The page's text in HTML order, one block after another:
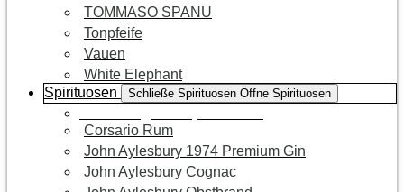
TOMMASO SPANU
Tonpfeife
Vauen
White Elephant
Spirituosen
Schließe Spirituosen Öffne Spirituosen
Corsario Rum
John Aylesbury 1974 Premium Gin
John Aylesbury Cognac